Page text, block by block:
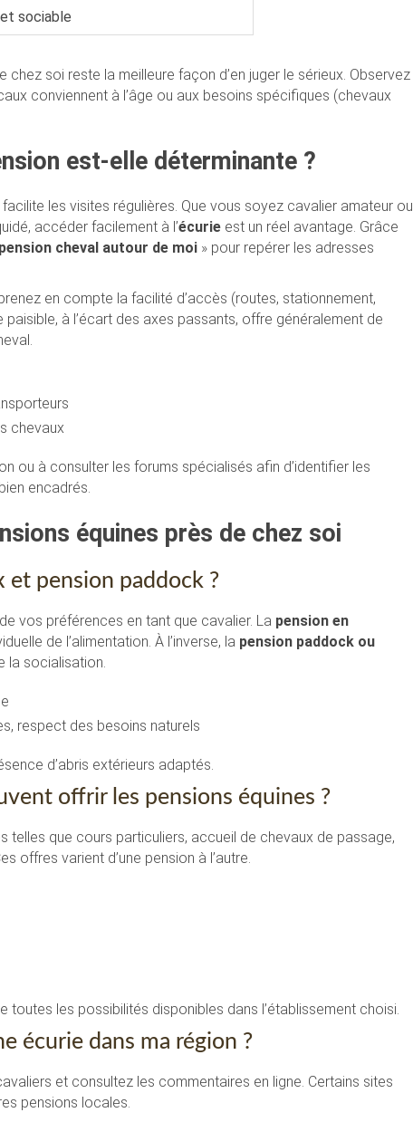
sociable
soi reste la meilleure façon d’en juger le sérieux. Observez
conviennent à l’âge ou aux besoins spécifiques (chevaux
est-elle déterminante ?
facilite les visites régulières. Que vous soyez cavalier amateur ou
accéder facilement à l’écurie est un réel avantage. Grâce
pension cheval autour de moi » pour repérer les adresses
en compte la facilité d’accès (routes, stationnement,
paisible, à l’écart des axes passants, offre généralement de
chevaux
ou à consulter les forums spécialisés afin d’identifier les
encadrés.
équines près de chez soi
et pension paddock ?
vos préférences en tant que cavalier. La pension en
de l’alimentation. À l’inverse, la pension paddock ou
la socialisation.
respect des besoins naturels
d’abris extérieurs adaptés.
offrir les pensions équines ?
telles que cours particuliers, accueil de chevaux de passage,
offres varient d’une pension à l’autre.
les possibilités disponibles dans l’établissement choisi.
écurie dans ma région ?
et consultez les commentaires en ligne. Certains sites
pensions locales.